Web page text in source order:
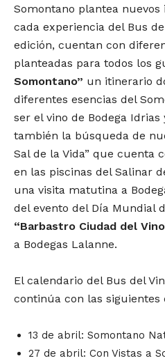
Somontano plantea
cada experiencia del Bus
edición, cuentan con
planteadas para todos los
Somontano” un itinerario
diferentes esencias del
ser el vino de Bodega Idrias
también la búsqueda de
Sal de la Vida” que cuenta
en las piscinas del Salinar
una visita matutina a
del evento del Día Mundial
“Barbastro Ciudad del
a Bodegas Lalanne.
El calendario del Bus del
continúa con las siguientes
13 de abril: Somontano
27 de abril: Con Vistas a